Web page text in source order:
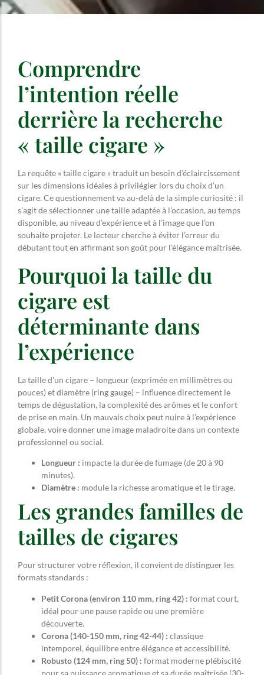
Comprendre
l’intention réelle
derrière la recherche
« taille cigare »
La requête « taille cigare » traduit un besoin d’éclaircissement
sur les dimensions idéales à privilégier lors du choix d’un
cigare. Ce questionnement va au-delà de la simple curiosité : il
s’agit de sélectionner une taille adaptée à l’occasion, au temps
disponible, au niveau d’expérience et à l’image que l’on
souhaite projeter. Le lecteur cherche à éviter l’erreur du
débutant tout en affirmant son goût pour l’élégance maîtrisée.
Pourquoi la taille du
cigare est
déterminante dans
l’expérience
La taille d’un cigare – longueur (exprimée en millimètres ou
pouces) et diamètre (ring gauge) – influence directement le
temps de dégustation, la complexité des arômes et le confort
de prise en main. Un mauvais choix peut nuire à l’expérience
globale, voire donner une image maladroite dans un contexte
professionnel ou social.
Longueur : impacte la durée de fumage (de 20 à 90
minutes).
Diamètre : module la richesse aromatique et le tirage.
Les grandes familles de
tailles de cigares
Pour structurer votre réflexion, il convient de distinguer les
formats standards :
Petit Corona (environ 110 mm, ring 42) : format court,
idéal pour une pause rapide ou une première
découverte.
Corona (140-150 mm, ring 42-44) : classique
intemporel, équilibre entre élégance et accessibilité.
Robusto (124 mm, ring 50) : format moderne plébiscité
pour sa puissance aromatique et sa durée maîtrisée (30-